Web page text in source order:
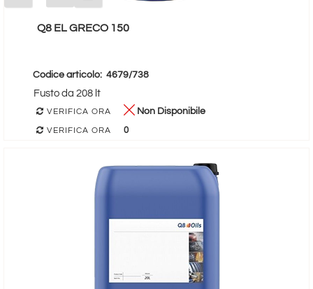
Q8 EL GRECO 150
Codice articolo: 4679/738
Fusto da 208 lt
VERIFICA ORA Non Disponibile
VERIFICA ORA 0